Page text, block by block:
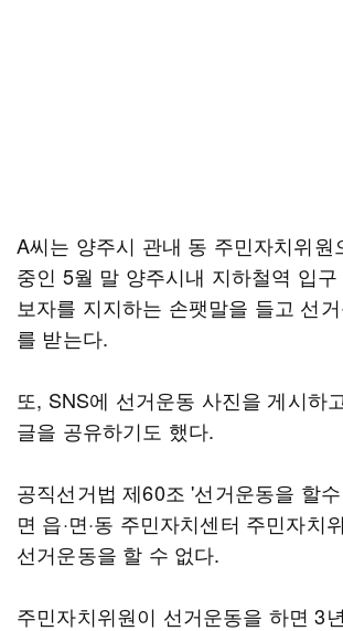
A씨는 양주시 관내 동 주민자치위원
중인 5월 말 양주시내 지하철역 입
보자를 지지하는 손팻말을 들고 선
를 받는다.
또, SNS에 선거운동 사진을 게시하
글을 공유하기도 했다.
공직선거법 제60조 '선거운동을 할
면 읍·면·동 주민자치센터 주민자치
선거운동을 할 수 없다.
주민자치위원이 선거운동을 하면 3